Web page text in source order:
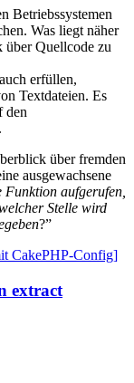
Betriebssystemen
Was liegt näher
über Quellcode zu
erfüllen,
Textdateien. Es
den
über fremden
ausgewachsene
Funktion aufgerufen,
Stelle wird
?”
CakePHP-Config]
extract